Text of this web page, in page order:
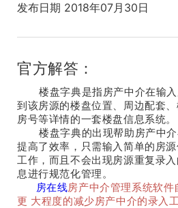
发布日期 2018年07月30日
官方解答：
楼盘字典是指房产中介在输入
到该房源的楼盘位置、周边配套
房号等详情的一套楼盘信息系统。
楼盘字典的出现帮助房产中介
提高了效率，只需输入简单的房
工作，而且不会出现房源重复录
息进行规范化管理。
房在线房产中介管理系统软
更 大程度的减少房产中介的录入工